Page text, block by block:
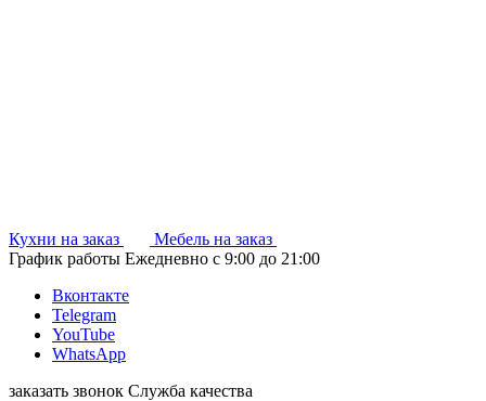
Кухни на заказ
Мебель на заказ
График работы Ежедневно с 9:00 до 21:00
Вконтакте
Telegram
YouTube
WhatsApp
заказать звонок Служба качества